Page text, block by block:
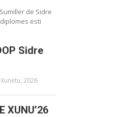
de Sidre
esti
Sidre
2026
XUNU’26